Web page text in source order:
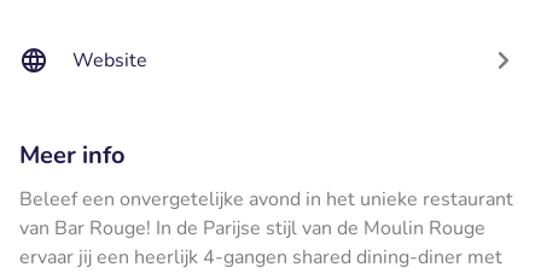
Website
Meer info
Beleef een onvergetelijke avond in het unieke restaurant
van Bar Rouge! In de Parijse stijl van de Moulin Rouge
ervaar jij een heerlijk 4-gangen shared dining-diner met